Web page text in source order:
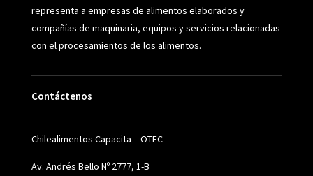
representa a empresas de alimentos elaborados y
compañías de maquinaria, equipos y servicios relacionadas
con el procesamientos de los alimentos.
Contáctenos
Chilealimentos Capacita – OTEC
Av. Andrés Bello Nº 2777, 1-B